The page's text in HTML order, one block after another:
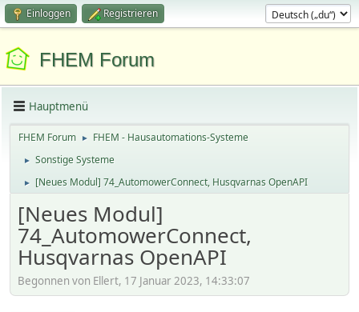
Einloggen Registrieren
FHEM Forum
Hauptmenü
FHEM Forum ► FHEM - Hausautomations-Systeme
► Sonstige Systeme
► [Neues Modul] 74_AutomowerConnect, Husqvarnas OpenAPI
[Neues Modul]
74_AutomowerConnect,
Husqvarnas OpenAPI
Begonnen von Ellert, 17 Januar 2023, 14:33:07